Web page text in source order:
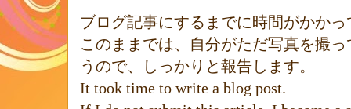
ブログ記事にするまでに時間がかか
このままでは、自分がただ写真を撮
うので、しっかりと報告します。
It took time to write a blog post.